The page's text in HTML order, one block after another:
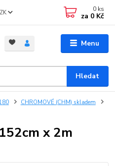
Menu
Hledat
0 ks
za 0 Kč
CHROMOVÉ (CHM) skladem
x 2m